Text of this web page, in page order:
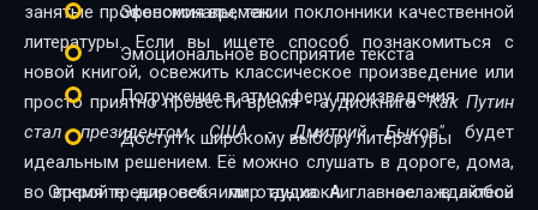
занятые профессионалы, так и поклонники качественной
литературы. Если вы ищете способ познакомиться с
новой книгой, освежить классическое произведение или
просто приятно провести время - аудиокнига"Как Путин
стал президентом США - Дмитрий Быков"будет
идеальным решением. Её можно слушать в дороге, дома,
во время тренировок или отдыха. А главное - в любой
Экономия времени
Эмоциональное восприятие текста
Погружение в атмосферу произведения
Доступ к широкому выбору литературы
Откройте для себя мир аудиокниг - наслаждайтесь